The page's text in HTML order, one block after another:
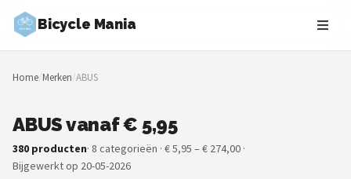
Bicycle Mania
Zoeken
NAVIGATIE
Merken
Home/Merken/ABUS
ABUS vanaf € 5,95
380 producten· 8 categorieën · € 5,95 – € 274,00 ·
Bijgewerkt op 20-05-2026